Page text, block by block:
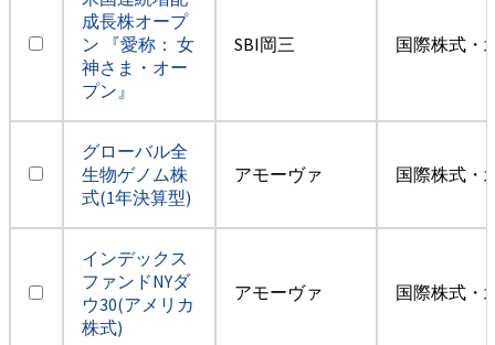
成長株オープ
ン 『愛称： 女
神さま・オー
プン』
SBI岡三 国際株式・
グローバル全
生物ゲノム株
式(1年決算型)
アモーヴァ 国際株式・
インデックス
ファンドNYダ
ウ30(アメリカ
株式)
アモーヴァ 国際株式・